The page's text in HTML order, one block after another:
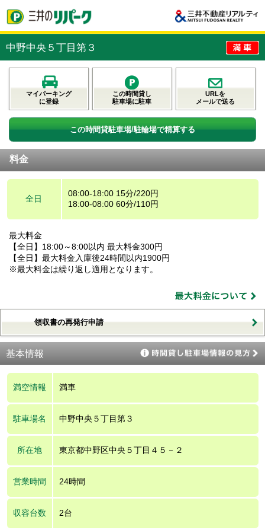
中野中央５丁目第３
マイパーキング
に登録
この時間貸し
駐車場に駐車
URLを
メールで送る
この時間貸駐車場/駐輪場で精算する
料金
全日
08:00-18:00 15分/220円
18:00-08:00 60分/110円
最大料金
【全日】18:00～8:00以内 最大料金300円
【全日】最大料金入庫後24時間以内1900円
※最大料金は繰り返し適用となります。
領収書の再発行申請
基本情報
満空情報 満車
駐車場名 中野中央５丁目第３
所在地 東京都中野区中央５丁目４５－２
営業時間 24時間
収容台数 2台